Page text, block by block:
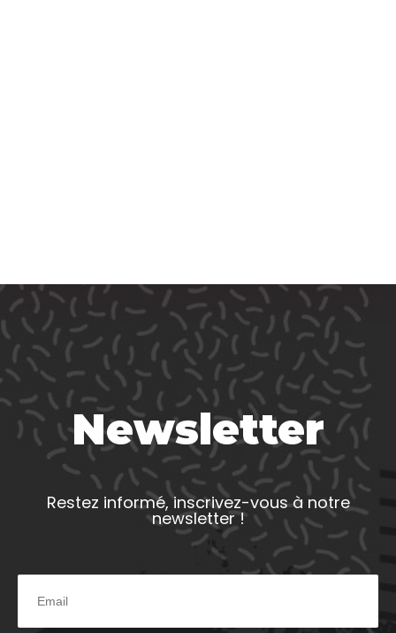
Newsletter
Restez informé, inscrivez-vous à notre
newsletter !